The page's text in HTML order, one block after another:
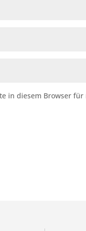
in diesem Browser